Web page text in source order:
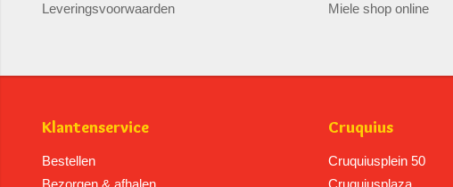
Leveringsvoorwaarden
Miele shop online
Klantenservice
Bestellen
Bezorgen & afhalen
Cruquius
Cruquiusplein 50
Cruquiusplaza